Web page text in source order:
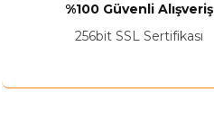
%100 Güvenli Alışveriş
256bit SSL Sertifikası